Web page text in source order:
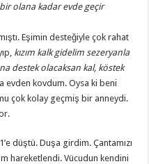
olana kadar evde geçir
Eşimin desteğiyle çok rahat
kızım kalk gidelim sezeryanla
destek olacaksan kal, köstek
evden kovdum. Oysa ki beni
çok kolay geçmiş bir anneydi.
düştü. Duşa girdim. Çantamızı
hareketlendi. Vücudun kendini